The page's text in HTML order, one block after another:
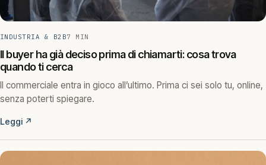
INDUSTRIA & B2B7 MIN
Il buyer ha già deciso prima di chiamarti: cosa trova
quando ti cerca
Il commerciale entra in gioco all’ultimo. Prima ci sei solo tu, online,
senza poterti spiegare.
Leggi ↗